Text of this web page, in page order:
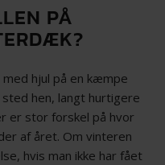
PÅ
hjul på en kæmpe
hen, langt hurtigere
er stor forskel på hvor
af året. Om vinteren
hvis man ikke har fået